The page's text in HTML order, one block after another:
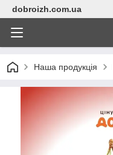
dobroizh.com.ua
Наша продукція